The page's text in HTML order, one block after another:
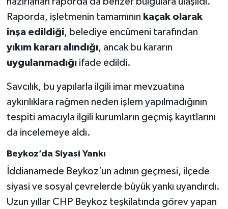
Raporda, işletmenin tamamının kaçak olarak
inşa edildiği, belediye encümeni tarafından
yıkım kararı alındığı, ancak bu kararın
uygulanmadığıifade edildi.
Savcılık, bu yapılarla ilgili imar mevzuatına
aykırılıklara rağmen neden işlem yapılmadığının
tespiti amacıyla ilgili kurumların geçmiş kayıtlarını
da incelemeye aldı.
Beykoz’da Siyasi Yankı
İddianamede Beykoz’un adının geçmesi, ilçede
siyasi ve sosyal çevrelerde büyük yankı uyandırdı.
Uzun yıllar CHP Beykoz teşkilatında görev yapan